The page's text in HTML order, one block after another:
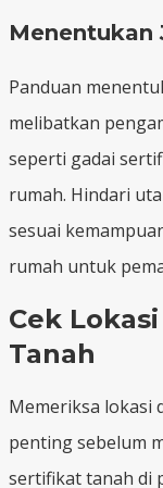
Menentukan
Panduan
melibatkan
seperti gadai
rumah. Hindari
sesuai
rumah untuk
Cek
Tanah
Memeriksa lokasi
penting sebelum
sertifikat tanah di